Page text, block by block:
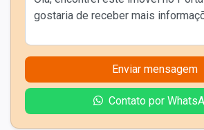
Enviar mensagem
Contato por